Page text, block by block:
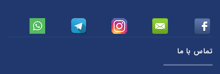
تماس با ما